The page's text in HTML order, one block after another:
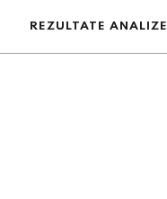
REZULTATE ANALIZE